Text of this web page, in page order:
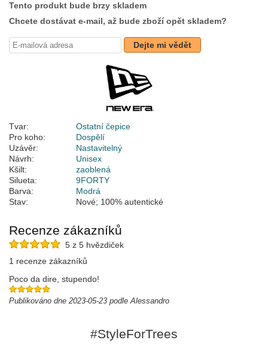
Tento produkt bude brzy skladem
Chcete dostávat e-mail, až bude zboží opět skladem?
Dejte mi vědět
Tvar:
Ostatní čepice
Pro koho:
Dospělí
Uzávěr:
Nastavitelný
Návrh:
Unisex
Kšilt:
zaoblená
Silueta:
9FORTY
Barva:
Modrá
Stav:
Nové; 100% autentické
Recenze zákazníků
5 z 5 hvězdiček
1 recenze zákazníků
Poco da dire, stupendo!
Publikováno dne 2023-05-23 podle Alessandro
#StyleForTrees